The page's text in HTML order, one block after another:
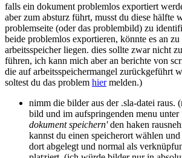
falls ein dokument problemlos exportiert
aber zum absturz führt, musst du diese hälfte
problemseite (oder das problembild) zu
beide problemlos exportieren, könnte es an
arbeitsspeicher liegen. dies sollte zwar nicht
führen, ich kann mich aber an berichte von
die auf arbeitsspeichermangel zurückgeführt
soltest du das problem hiermelden.)
nimm die bilder aus der .sla-datei raus.
bild und im aufspringenden menu unter
dokument speichern'den haken
kannst du einen speicherort wählen
dort abgelegt und normal als